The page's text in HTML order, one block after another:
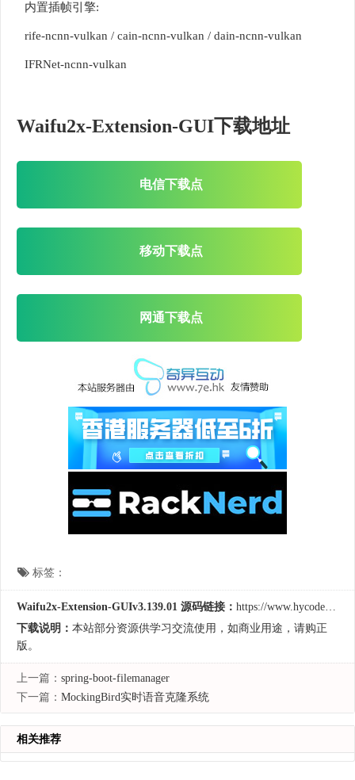
内置插帧引擎:
rife-ncnn-vulkan / cain-ncnn-vulkan / dain-ncnn-vulkan
IFRNet-ncnn-vulkan
Waifu2x-Extension-GUI下载地址
电信下载点
移动下载点
网通下载点
标签：
Waifu2x-Extension-GUIv3.139.01 源码链接： https://www.hycodes.cn/tools/3474.html
下载说明： 本站部分资源供学习交流使用，如商业用途，请购正
版。
上一篇： spring-boot-filemanager
下一篇： MockingBird实时语音克隆系统
相关推荐